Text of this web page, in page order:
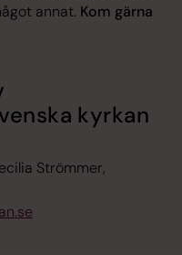
annat. Kom gärna
kyrkan
Strömmer,